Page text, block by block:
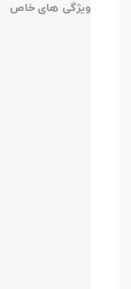
ویژگی های خاص